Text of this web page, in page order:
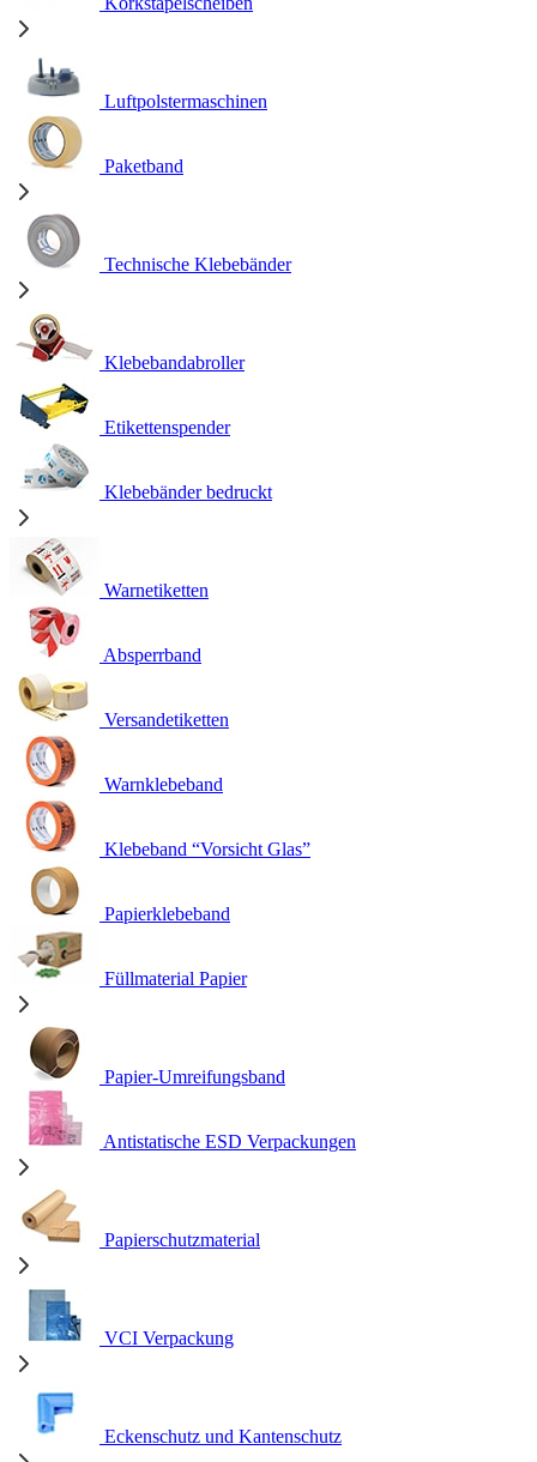
Luftpolstermaschinen
Paketband
Technische Klebebänder
Klebebandabroller
Etikettenspender
Klebebänder bedruckt
Warnetiketten
Absperrband
Versandetiketten
Warnklebeband
Klebeband “Vorsicht Glas”
Papierklebeband
Füllmaterial Papier
Papier-Umreifungsband
Antistatische ESD Verpackungen
Papierschutzmaterial
VCI Verpackung
Eckenschutz und Kantenschutz